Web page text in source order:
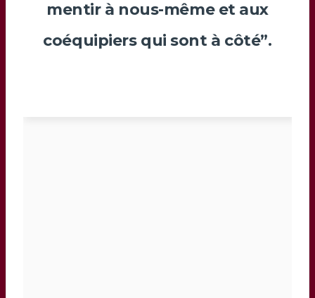
mentir à nous-même et aux
coéquipiers qui sont à côté”.